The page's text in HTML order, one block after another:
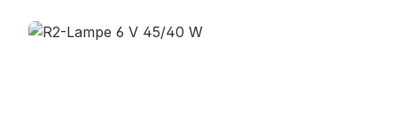
Bildergalerie überspringen